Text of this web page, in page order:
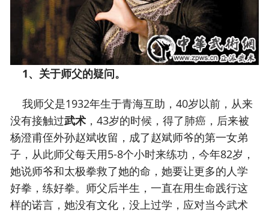
1、关于师父的疑问。
我师父是1932年生于青海互助，40岁以前，从来
没有接触过武术 ，43岁的时候，得了肺癌，后来被
杨澄甫侄外孙赵斌收留，成了赵斌师爷的第一女弟
子，从此师父每天用5-8个小时来练功，今年82岁，
她说师爷和太极拳救了她的命，她要让更多的人学
好拳，练好拳。师父后半生，一直在用生命践行这
样的诺言，她没有文化，没上过学，应对当今武术